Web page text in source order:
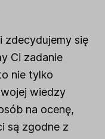
zdecydujemy się
Ci zadanie
nie tylko
wiedzy
na ocenę,
są zgodne z